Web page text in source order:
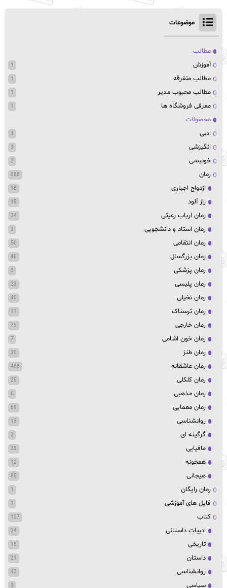
موضوعات
مطالب
آموزش
1
مطالب متفرقه 1
مطالب محبوب مدیر 1
معرفی فروشگاه ها 1
محصولات
ادبی
3
انگیزشی 3
خونبسی 2
رمان 688
ازدواج اجباری 18
راز آلود 15
رمان ارباب رعیتی 24
رمان استاد و دانشجویی 3
رمان انتقامی 50
رمان بزرگسال 46
رمان پزشکی 3
رمان پلیسی 23
رمان تخیلی 40
رمان ترسناک 11
رمان خارجی 79
رمان خون اشامی 7
رمان طنز 20
رمان عاشقانه 488
رمان کلکلی 25
رمان مذهبی 6
رمان معمایی 69
روانشناسی 13
گرگینه ای 2
مافیایی 33
همخونه 12
هیجانی 85
رمان رایگان 1
فایل های آموزشی 1
کتاب 127
ادبیات داستانی 24
تاریخی 15
داستان 21
روانشناسی 43
سیاسی 3